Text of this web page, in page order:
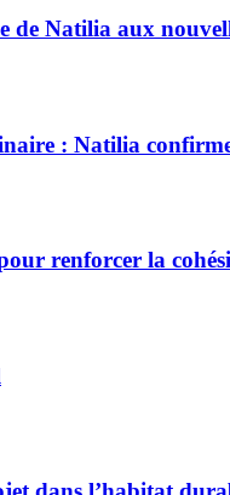
de Natilia aux
: Natilia
renforcer la